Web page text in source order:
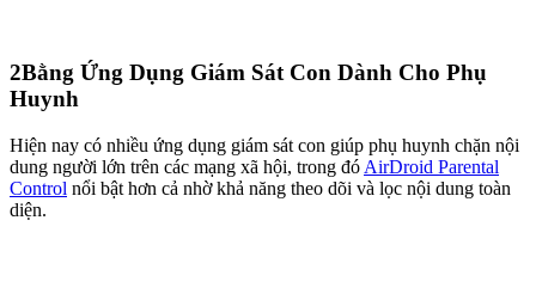
2Bằng Ứng Dụng Giám Sát Con Dành Cho Phụ
Huynh
Hiện nay có nhiều ứng dụng giám sát con giúp phụ huynh chặn nội
dung người lớn trên các mạng xã hội, trong đó AirDroid Parental
Control nổi bật hơn cả nhờ khả năng theo dõi và lọc nội dung toàn
diện.